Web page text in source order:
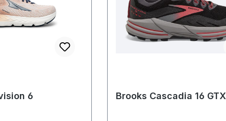
6 Brooks Cascadia 16 GTX